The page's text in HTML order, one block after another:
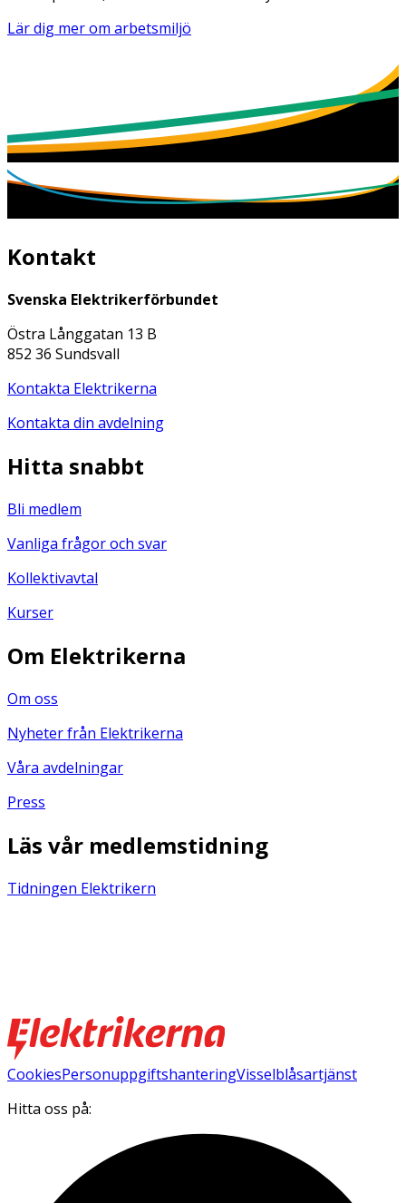
Lär dig mer om arbetsmiljö
Kontakt
Svenska Elektrikerförbundet
Östra Långgatan 13 B
852 36 Sundsvall
Kontakta Elektrikerna
Kontakta din avdelning
Hitta snabbt
Bli medlem
Vanliga frågor och svar
Kollektivavtal
Kurser
Om Elektrikerna
Om oss
Nyheter från Elektrikerna
Våra avdelningar
Press
Läs vår medlemstidning
Tidningen Elektrikern
CookiesPersonuppgiftshanteringVisselblåsartjänst
Hitta oss på: